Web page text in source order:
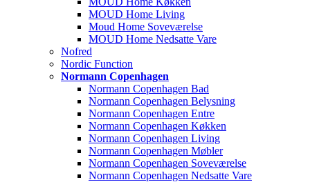
MOUD Home Living
Moud Home Soveværelse
MOUD Home Nedsatte Vare
Nofred
Nordic Function
Normann Copenhagen
Normann Copenhagen Bad
Normann Copenhagen Belysning
Normann Copenhagen Entre
Normann Copenhagen Køkken
Normann Copenhagen Living
Normann Copenhagen Møbler
Normann Copenhagen Soveværelse
Normann Copenhagen Nedsatte Vare